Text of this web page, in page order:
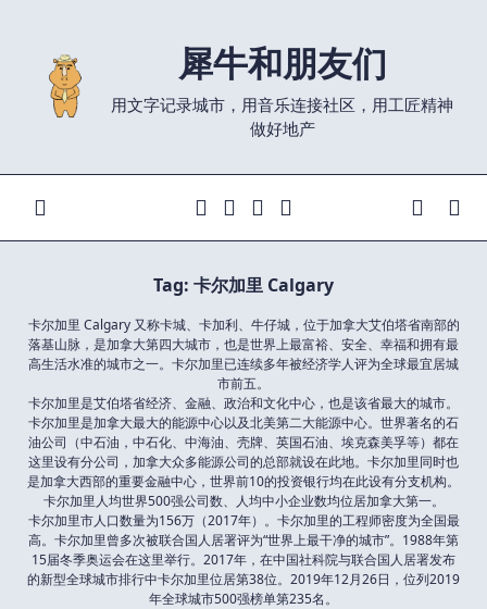
content
犀牛和朋友们
用文字记录城市，用音乐连接社区，用工匠精神
做好地产
Tag: 卡尔加里 Calgary
卡尔加里 Calgary 又称卡城、卡加利、牛仔城，位于加拿大艾伯塔省南部的
落基山脉，是加拿大第四大城市，也是世界上最富裕、安全、幸福和拥有最
高生活水准的城市之一。卡尔加里已连续多年被经济学人评为全球最宜居城
市前五。
卡尔加里是艾伯塔省经济、金融、政治和文化中心，也是该省最大的城市。
卡尔加里是加拿大最大的能源中心以及北美第二大能源中心。世界著名的石
油公司（中石油，中石化、中海油、壳牌、英国石油、埃克森美孚等）都在
这里设有分公司，加拿大众多能源公司的总部就设在此地。卡尔加里同时也
是加拿大西部的重要金融中心，世界前10的投资银行均在此设有分支机构。
卡尔加里人均世界500强公司数、人均中小企业数均位居加拿大第一。
卡尔加里市人口数量为156万（2017年）。卡尔加里的工程师密度为全国最
高。卡尔加里曾多次被联合国人居署评为“世界上最干净的城市”。1988年第
15届冬季奥运会在这里举行。2017年，在中国社科院与联合国人居署发布
的新型全球城市排行中卡尔加里位居第38位。2019年12月26日，位列2019
年全球城市500强榜单第235名。